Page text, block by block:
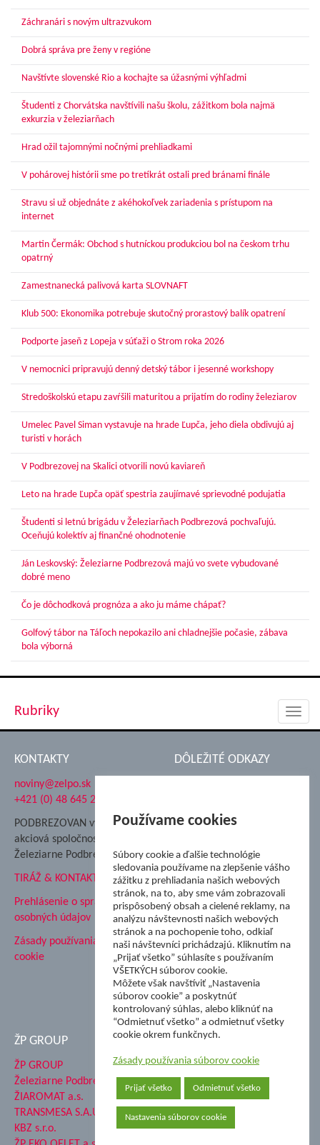
Záchranári s novým ultrazvukom
Dobrá správa pre ženy v regióne
Navštívte slovenské Rio a kochajte sa úžasnými výhľadmi
Študenti z Chorvátska navštívili našu školu, zážitkom bola najmä
exkurzia v železiarňach
Hrad ožil tajomnými nočnými prehliadkami
V pohárovej histórii sme po tretíkrát ostali pred bránami finále
Stravu si už objednáte z akéhokoľvek zariadenia s prístupom na
internet
Martin Čermák: Obchod s hutníckou produkciou bol na českom trhu
opatrný
Zamestnanecká palivová karta SLOVNAFT
Klub 500: Ekonomika potrebuje skutočný prorastový balík opatrení
Podporte jaseň z Lopeja v súťaži o Strom roka 2026
V nemocnici pripravujú denný detský tábor i jesenné workshopy
Stredoškolskú etapu zavŕšili maturitou a prijatím do rodiny železiarov
Umelec Pavel Siman vystavuje na hrade Ľupča, jeho diela obdivujú aj
turisti v horách
V Podbrezovej na Skalici otvorili novú kaviareň
Leto na hrade Ľupča opäť spestria zaujímavé sprievodné podujatia
Študenti si letnú brigádu v Železiarňach Podbrezová pochvaľujú.
Oceňujú kolektív aj finančné ohodnotenie
Ján Leskovský: Železiarne Podbrezová majú vo svete vybudované
dobré meno
Čo je dôchodková prognóza a ako ju máme chápať?
Golfový tábor na Táľoch nepokazilo ani chladnejšie počasie, zábava
bola výborná
Rubriky
KONTAKTY
noviny@zelpo.sk
+421 (0) 48 645 2711
PODBREZOVAN vydáva
akciová spoločnosť
Železiarne Podbrezová
TIRÁŽ & KONTAKT
Prehlásenie o spracovaní
osobných údajov
Zásady používania súborov
cookie
DÔLEŽITÉ ODKAZY
Nadácia Železiarne
ŽP Informatika s.r.o.
ŠK Železiarne Podbrezová
Tále a.s.
ŽP GROUP
ŽP GROUP
Železiarne Podbrezová a.s.
ŽIAROMAT a.s.
TRANSMESA S.A.U.
KBZ s.r.o.
Používame cookies
Súbory cookie a ďalšie technológie
sledovania používame na zlepšenie vášho
zážitku z prehliadania našich webových
stránok, na to, aby sme vám zobrazovali
prispôsobený obsah a cielené reklamy, na
analýzu návštevnosti našich webových
stránok a na pochopenie toho, odkiaľ
naši návštevníci prichádzajú. Kliknutím na
„Prijať všetko” súhlasíte s používaním
VŠETKÝCH súborov cookie.
Môžete však navštíviť „Nastavenia
súborov cookie” a poskytnúť
kontrolovaný súhlas, alebo kliknúť na
“Odmietnuť všetko” a odmietnuť všetky
cookie okrem funkčnych.
Zásady používania súborov cookie
Prijať všetko Odmietnuť všetko
Nastavenia súborov cookie